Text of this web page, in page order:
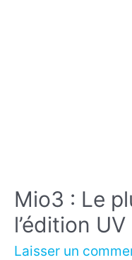
Mio3 : Le
l’édition
Laisser un